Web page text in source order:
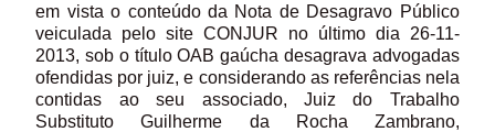
em vista o conteúdo da Nota de Desagravo Público
veiculada pelo site CONJUR no último dia 26-11-
2013, sob o título OAB gaúcha desagrava advogadas
ofendidas por juiz, e considerando as referências nela
contidas ao seu associado, Juiz do Trabalho
Substituto Guilherme da Rocha Zambrano,